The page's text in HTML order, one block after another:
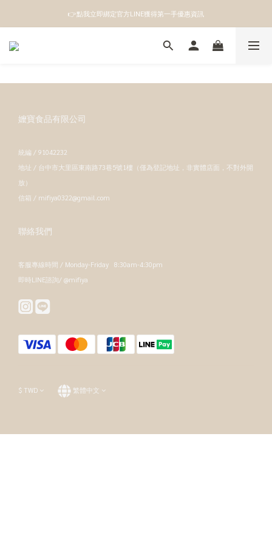
👉點我立即綁定官方LINE獲得第一手優惠資訊
👉點我立即綁定官方LINE獲得第一手優惠資訊
註冊成為新會員即領100元購物金
嬤寶食品有限公司
統編 / 91042232
地址 / 台中市大里區東南路73巷5號1樓（僅為登記地址，非實體店面，不對外開
放）
信箱 / mifiya0322@gmail.com
聯絡我們
客服專線時間 / Monday-Friday 8:30am-4:30pm
即時LINE諮詢/ @mifiya
$ TWD 繁體中文